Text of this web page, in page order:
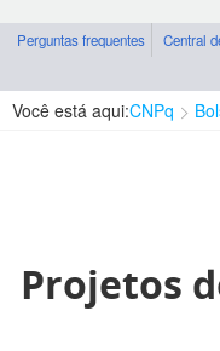
Perguntas frequentes Central
Você está aqui:CNPq
Projetos